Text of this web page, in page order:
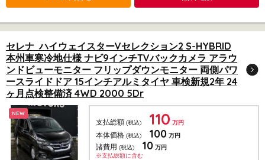
セレナ ハイウェイスターVセレクション2 S-HYBRID
本州車寒冷地仕様 ナビ9インチTVバックカメラ アラウ
ンドビューモニター フリップダウンモニター 両側パワ
ースライドドア 15インチアルミタイヤ 車検新規2年 24
ヶ月点検整備済 4WD 2000 5Dr
NEW
支払総額 (税込) 110 万円
本体価格 (税込) 100 万円
諸費用 (税込) 10 万円
※支払総額に含む